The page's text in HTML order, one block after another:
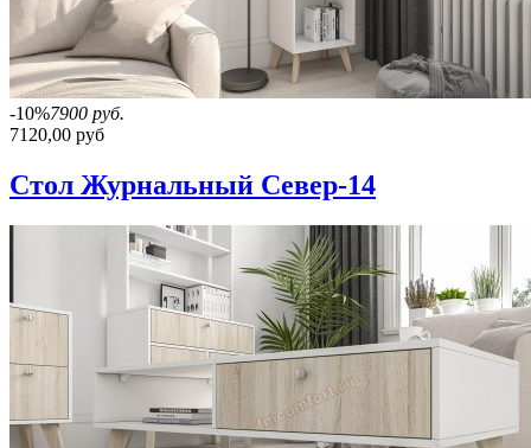
-10%7900 руб.
7120,00 руб
Стол Журнальный Север-14